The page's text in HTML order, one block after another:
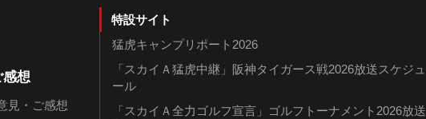
感想
見・ご感想
特設サイト
猛虎キャンプリポート2026
「スカイＡ猛虎中継」阪神タイガース戦2026放送スケジュ
ール
「スカイＡ全力ゴルフ宣言」ゴルフトーナメント2026放送